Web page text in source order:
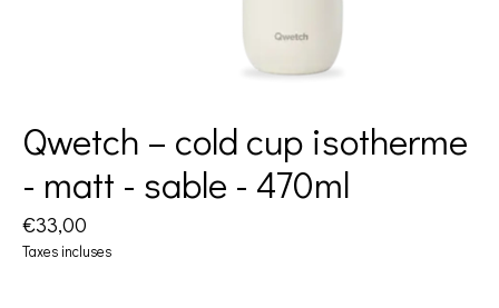
Qwetch – cold cup isotherme
- matt - sable - 470ml
€33,00
Taxes incluses